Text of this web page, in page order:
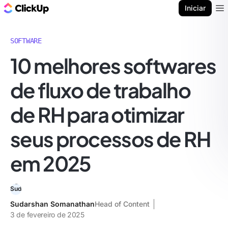
Iniciar
SOFTWARE
10 melhores softwares
de fluxo de trabalho
de RH para otimizar
seus processos de RH
em 2025
Sudarshan SomanathanHead of Content
3 de fevereiro de 2025